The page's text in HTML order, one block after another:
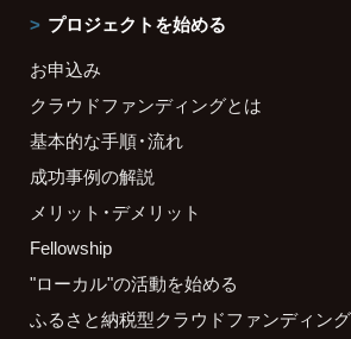
プロジェクトを始める
お申込み
クラウドファンディングとは
基本的な手順・流れ
成功事例の解説
メリット・デメリット
Fellowship
"ローカル"の活動を始める
ふるさと納税型クラウドファンディン